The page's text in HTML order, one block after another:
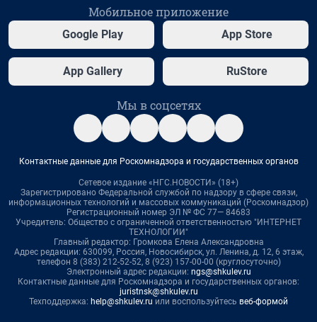
Мобильное приложение
Google Play App Store
App Gallery RuStore
Мы в соцсетях
Контактные данные для Роскомнадзора и государственных органов
Сетевое издание «НГС.НОВОСТИ» (18+)
Зарегистрировано Федеральной службой по надзору в сфере связи,
информационных технологий и массовых коммуникаций (Роскомнадзор)
Регистрационный номер ЭЛ № ФС 77— 84683
Учредитель: Общество с ограниченной ответственностью "ИНТЕРНЕТ
ТЕХНОЛОГИИ"
Главный редактор: Громкова Елена Александровна
Адрес редакции: 630099, Россия, Новосибирск, ул. Ленина, д. 12, 6 этаж,
телефон 8 (383) 212-52-52, 8 (923) 157-00-00 (круглосуточно)
Электронный адрес редакции: ngs@shkulev.ru
Контактные данные для Роскомнадзора и государственных органов:
juristnsk@shkulev.ru
Техподдержка: help@shkulev.ru или воспользуйтесь веб-формой